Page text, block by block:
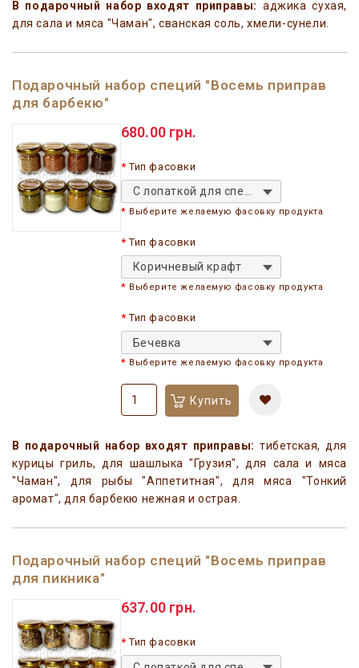
В подарочный набор входят приправы: аджика сухая,
для сала и мяса "Чаман", сванская соль, хмели-сунели.
Подарочный набор специй "Восемь приправ
для барбекю"
680.00 грн.
Тип фасовки
Выберите желаемую фасовку продукта
Тип фасовки
Коричневый крафт
Выберите желаемую фасовку продукта
Тип фасовки
Бечевка
Выберите желаемую фасовку продукта
Купить
В подарочный набор входят приправы: тибетская, для
курицы гриль, для шашлыка "Грузия", для сала и мяса
"Чаман", для рыбы "Аппетитная", для мяса "Тонкий
аромат", для барбекю нежная и острая.
Подарочный набор специй "Восемь приправ
для пикника"
637.00 грн.
Тип фасовки